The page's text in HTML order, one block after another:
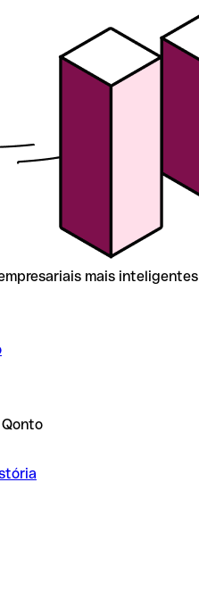
mais inteligentes